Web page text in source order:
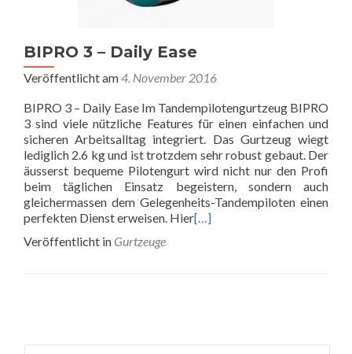
BIPRO 3 – Daily Ease
Veröffentlicht am4. November 2016
BIPRO 3 – Daily Ease Im Tandempilotengurtzeug BIPRO
3 sind viele nützliche Features für einen einfachen und
sicheren Arbeitsalltag integriert. Das Gurtzeug wiegt
lediglich 2.6 kg und ist trotzdem sehr robust gebaut. Der
äusserst bequeme Pilotengurt wird nicht nur den Profi
beim täglichen Einsatz begeistern, sondern auch
gleichermassen dem Gelegenheits-Tandempiloten einen
perfekten Dienst erweisen. Hier[…]
Veröffentlicht in Gurtzeuge
Navigation